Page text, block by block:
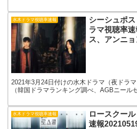
水木ドラマ視聴率速報
シーシュポ
ラマ視聴率
ス、アンニ
2021年3月24日付けの水木ドラマ（夜ドラ
（韓国ドラマランキング調べ、AGBニール
水木ドラマ視聴率速報
ロースクー
速報